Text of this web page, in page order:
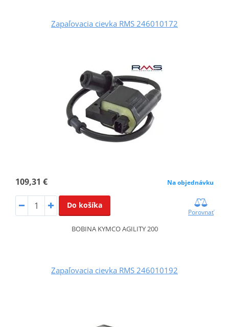
Zapaľovacia cievka RMS 246010172
109,31 € Na objednávku
Do košíka
Porovnať
BOBINA KYMCO AGILITY 200
Zapaľovacia cievka RMS 246010192